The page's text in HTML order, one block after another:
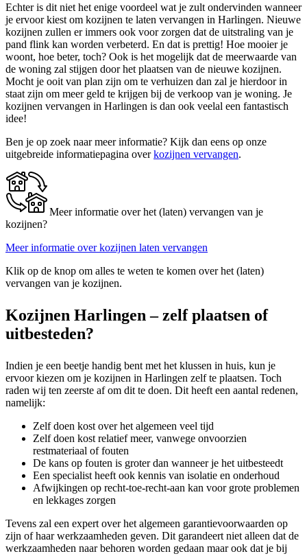
Echter is dit niet het enige voordeel wat je zult ondervinden wanneer
je ervoor kiest om kozijnen te laten vervangen in Harlingen. Nieuwe
kozijnen zullen er immers ook voor zorgen dat de uitstraling van je
pand flink kan worden verbeterd. En dat is prettig! Hoe mooier je
woont, hoe beter, toch? Ook is het mogelijk dat de meerwaarde van
de woning zal stijgen door het plaatsen van de nieuwe kozijnen.
Mocht je ooit van plan zijn om te verhuizen dan zal je hierdoor in
staat zijn om meer geld te krijgen bij de verkoop van je woning. Je
kozijnen vervangen in Harlingen is dan ook veelal een fantastisch
idee!
Ben je op zoek naar meer informatie? Kijk dan eens op onze
uitgebreide informatiepagina overkozijnen vervangen.
Meer informatie over het (laten) vervangen van je
kozijnen?
Meer informatie over kozijnen laten vervangen
Klik op de knop om alles te weten te komen over het (laten)
vervangen van je kozijnen.
Kozijnen Harlingen – zelf plaatsen of
uitbesteden?
Indien je een beetje handig bent met het klussen in huis, kun je
ervoor kiezen om je kozijnen in Harlingen zelf te plaatsen. Toch
raden wij ten zeerste af om dit te doen. Dit heeft een aantal redenen,
namelijk:
Zelf doen kost over het algemeen veel tijd
Zelf doen kost relatief meer, vanwege onvoorzien
restmateriaal of fouten
De kans op fouten is groter dan wanneer je het uitbesteedt
Een specialist heeft ook kennis van isolatie en onderhoud
Afwijkingen op recht-toe-recht-aan kan voor grote problemen
en lekkages zorgen
Tevens zal een expert over het algemeen garantievoorwaarden op
zijn of haar werkzaamheden geven. Dit garandeert niet alleen dat de
werkzaamheden naar behoren worden gedaan maar ook dat je bij